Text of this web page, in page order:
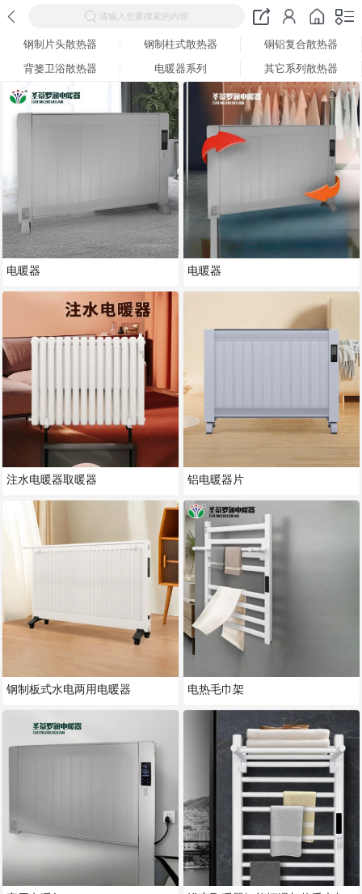
请输入您要搜索的内容
钢制片头散热器 钢制柱式散热器
铜铝复合散热器
背篓卫浴散热器
电暖器系列 其它系列散热器
电暖器
注水电暖器取暖器
钢制板式水电两用电暖器
电暖器
铝电暖器片
电热毛巾架